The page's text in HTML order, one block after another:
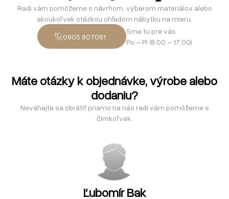
Radi vám pomôžeme s návrhom, výberom materiálov alebo
akoukoľvek otázkou ohľadom nábytku na mieru.
0905 807061
Sme tu pre vás
Po – Pi (8:00 – 17:00)
Máte otázky k objednávke, výrobe alebo
dodaniu?
Neváhajte sa obrátiť priamo na nás radi vám pomôžeme s
čímkoľvek.
Ľubomír Bak